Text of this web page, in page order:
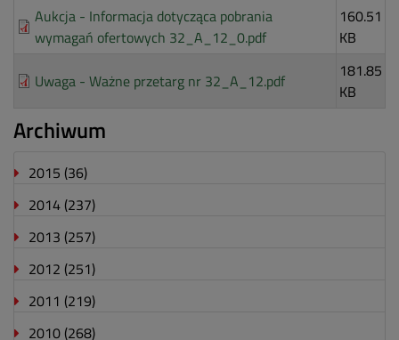
Aukcja - Informacja dotycząca pobrania
wymagań ofertowych 32_A_12_0.pdf
160.51
KB
Uwaga - Ważne przetarg nr 32_A_12.pdf
181.85
KB
Archiwum
2015 (36)
2014 (237)
2013 (257)
2012 (251)
2011 (219)
2010 (268)